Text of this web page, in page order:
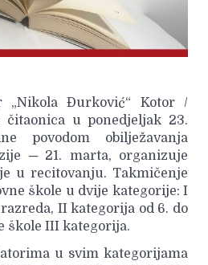
Đurković“ Kotor /
čitaonica u ponedjeljak 23.
povodom obilježavanja
─ 21. marta, organizuje
u recitovanju. Takmičenje
škole u dvije kategorije: I
razreda, II kategorija od 6. do
škole III kategorija.
u svim kategorijama